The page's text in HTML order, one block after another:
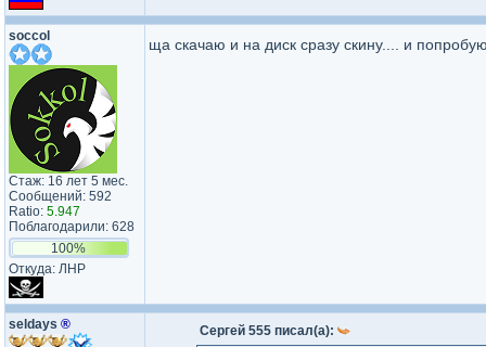
soccol
Стаж: 16 лет 5 мес.
Сообщений: 592
Ratio: 5.947
Поблагодарили: 628
100%
Откуда: ЛНР
ща скачаю и на диск сразу скину.... и
seldays ® Сергей 555 писал(а):